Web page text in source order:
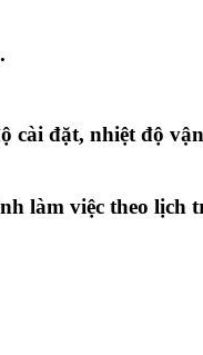
cài đặt, nhiệt độ
làm việc theo lịch